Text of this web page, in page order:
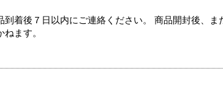
着後７日以内にご連絡ください。 商品開封後、ま
ます。